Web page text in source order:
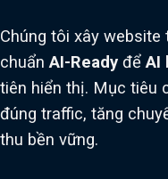
Chúng tôi xây website
chuẩnAI-Ready đểAI
tiên hiển thị. Mục tiêu
đúng traffic, tăng
thu bền vững.